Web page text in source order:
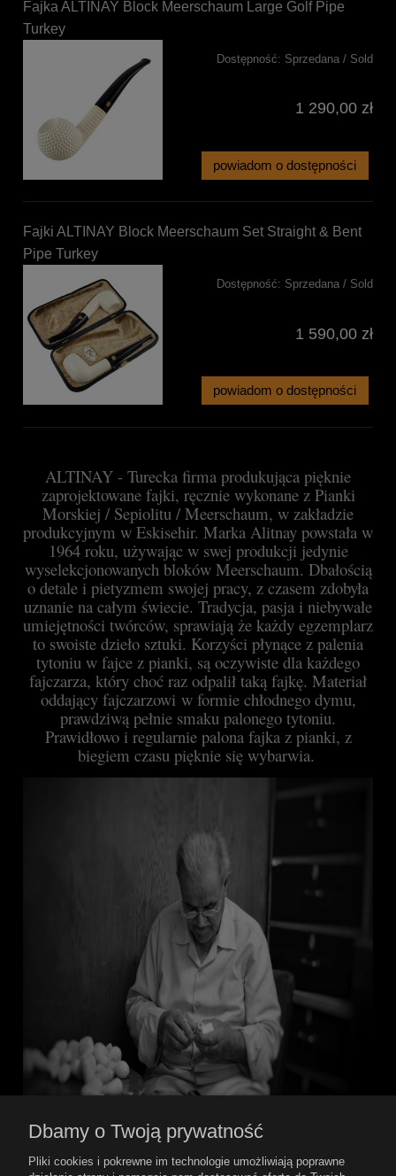
Fajka ALTINAY Block Meerschaum Large Golf Pipe
Turkey
Dostępność: Sprzedana / Sold
1 290,00 zł
powiadom o dostępności
Fajki ALTINAY Block Meerschaum Set Straight & Bent
Pipe Turkey
Dostępność: Sprzedana / Sold
1 590,00 zł
powiadom o dostępności
ALTINAY - Turecka firma produkująca pięknie
zaprojektowane fajki, ręcznie wykonane z Pianki
Morskiej / Sepiolitu / Meerschaum, w zakładzie
produkcyjnym w Eskisehir. Marka Alitnay powstała w
1964 roku, używając w swej produkcji jedynie
wyselekcjonowanych bloków Meerschaum. Dbałością
o detale i pietyzmem swojej pracy, z czasem zdobyła
uznanie na całym świecie. Tradycja, pasja i niebywałe
umiejętności twórców, sprawiają że każdy egzemplarz
to swoiste dzieło sztuki. Korzyści płynące z palenia
tytoniu w fajce z pianki, są oczywiste dla każdego
fajczarza, który choć raz odpalił taką fajkę. Materiał
oddający fajczarzowi w formie chłodnego dymu,
prawdziwą pełnie smaku palonego tytoniu.
Prawidłowo i regularnie palona fajka z pianki, z
biegiem czasu pięknie się wybarwia.
Pomoc
Dbamy o Twoją prywatność
Pliki cookies i pokrewne im technologie umożliwiają poprawne